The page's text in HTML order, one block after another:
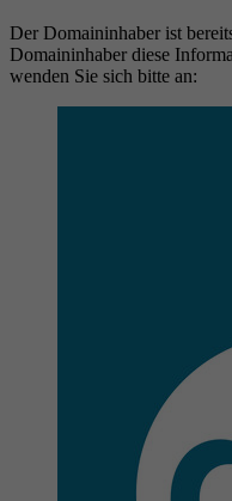
Der Domaininhaber ist
Domaininhaber diese
wenden Sie sich bitte an: